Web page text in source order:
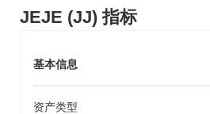
JEJE (JJ) 指标
基本信息
资产类型
案，增强了交易吞吐量并减少了延迟
程的权力。 生态系统通过与各种去中